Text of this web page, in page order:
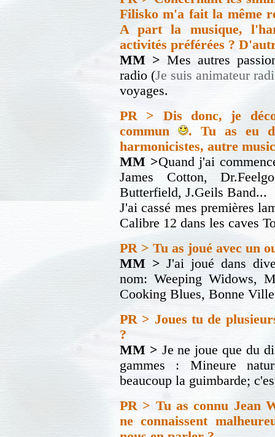
Filisko m'a fait la même
A part la musique,
activités préférées ?
MM > Mes autres
radio (Je suis animateur
voyages.
PR > Dis donc, je
commun
. Tu as eu
harmonicistes, autre
MM >Quand j'ai
James Cotton,
Butterfield, J.Geils Band...
J'ai cassé mes premières
Calibre 12 dans les caves
PR > Tu as joué avec un
MM > J'ai joué dans
nom: Weeping Widows,
Cooking Blues, Bonne
PR > Joues tu de
?
MM > Je ne joue que du
gammes : Mineure
beaucoup la guimbarde;
PR > Tu as connu Jean
ne connaissent